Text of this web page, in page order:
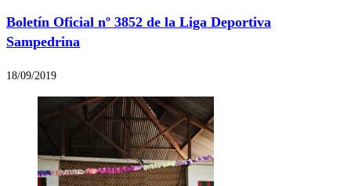
Boletín Oficial nº 3852 de la Liga Deportiva
Sampedrina
18/09/2019